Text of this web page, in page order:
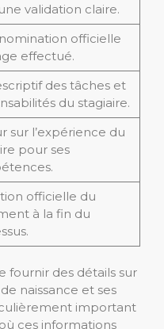
validation claire.
officielle
effectué.
des tâches et
du stagiaire.
sur l’expérience du
pour ses
officielle du
à la fin du
fournir des détails sur
naissance et ses
important
ces informations